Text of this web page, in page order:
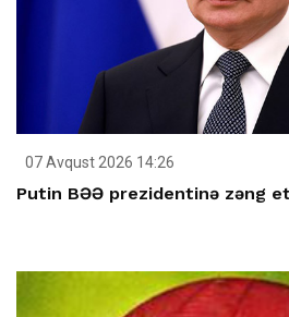
07 Avqust 2026 14:26
Putin BƏƏ prezidentinə zəng